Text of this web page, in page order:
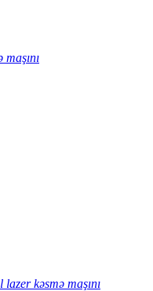
kəsmə maşını